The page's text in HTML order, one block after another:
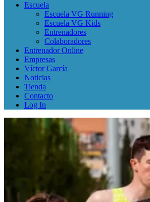
Escuela
Escuela VG Running
Escuela VG Kids
Entrenadores
Colaboradores
Entrenador Online
Empresas
Víctor García
Noticias
Tienda
Contacto
Log In